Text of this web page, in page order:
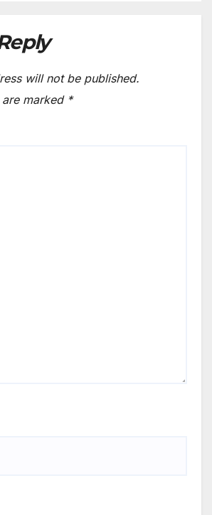
will not be published.
marked *